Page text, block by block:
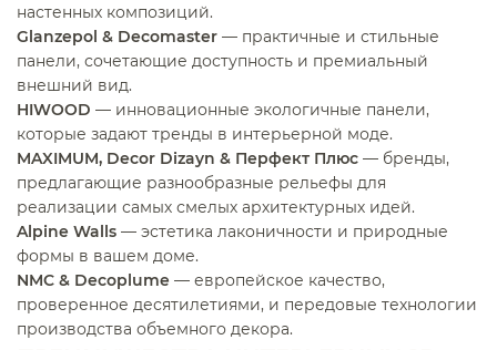
настенных композиций.
Glanzepol & Decomaster — практичные и стильные
панели, сочетающие доступность и премиальный
внешний вид.
HIWOOD — инновационные экологичные панели,
которые задают тренды в интерьерной моде.
MAXIMUM, Decor Dizayn & Перфект Плюс — бренды,
предлагающие разнообразные рельефы для
реализации самых смелых архитектурных идей.
Alpine Walls — эстетика лаконичности и природные
формы в вашем доме.
NMC & Decoplume — европейское качество,
проверенное десятилетиями, и передовые технологии
производства объемного декора.